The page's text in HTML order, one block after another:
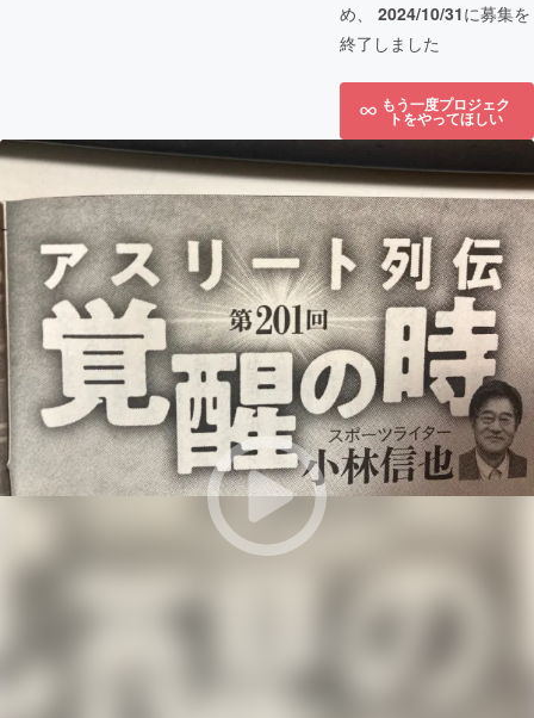
め、 2024/10/31に募集を
終了しました
もう一度プロジェク
トをやってほしい